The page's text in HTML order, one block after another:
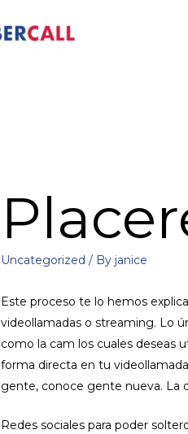
Uncategorized / By janice
Este proceso te lo hemos
videollamadas o streaming. Lo
como la cam los cuales deseas
forma directa en tu
gente, conoce gente nueva. La
Redes sociales para poder